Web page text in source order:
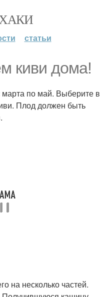
статьи
киви дома!
по май. Выберите в
Плод должен быть
на несколько частей.